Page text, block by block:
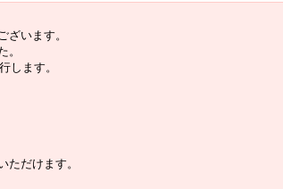
ざいます。
。
します。
ただけます。